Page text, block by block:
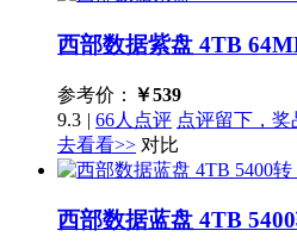
西部数据紫盘 4TB
参考价： ￥539
9.3 | 66人点评 点评留下，奖
去看看>> 对比
西部数据蓝盘 4TB